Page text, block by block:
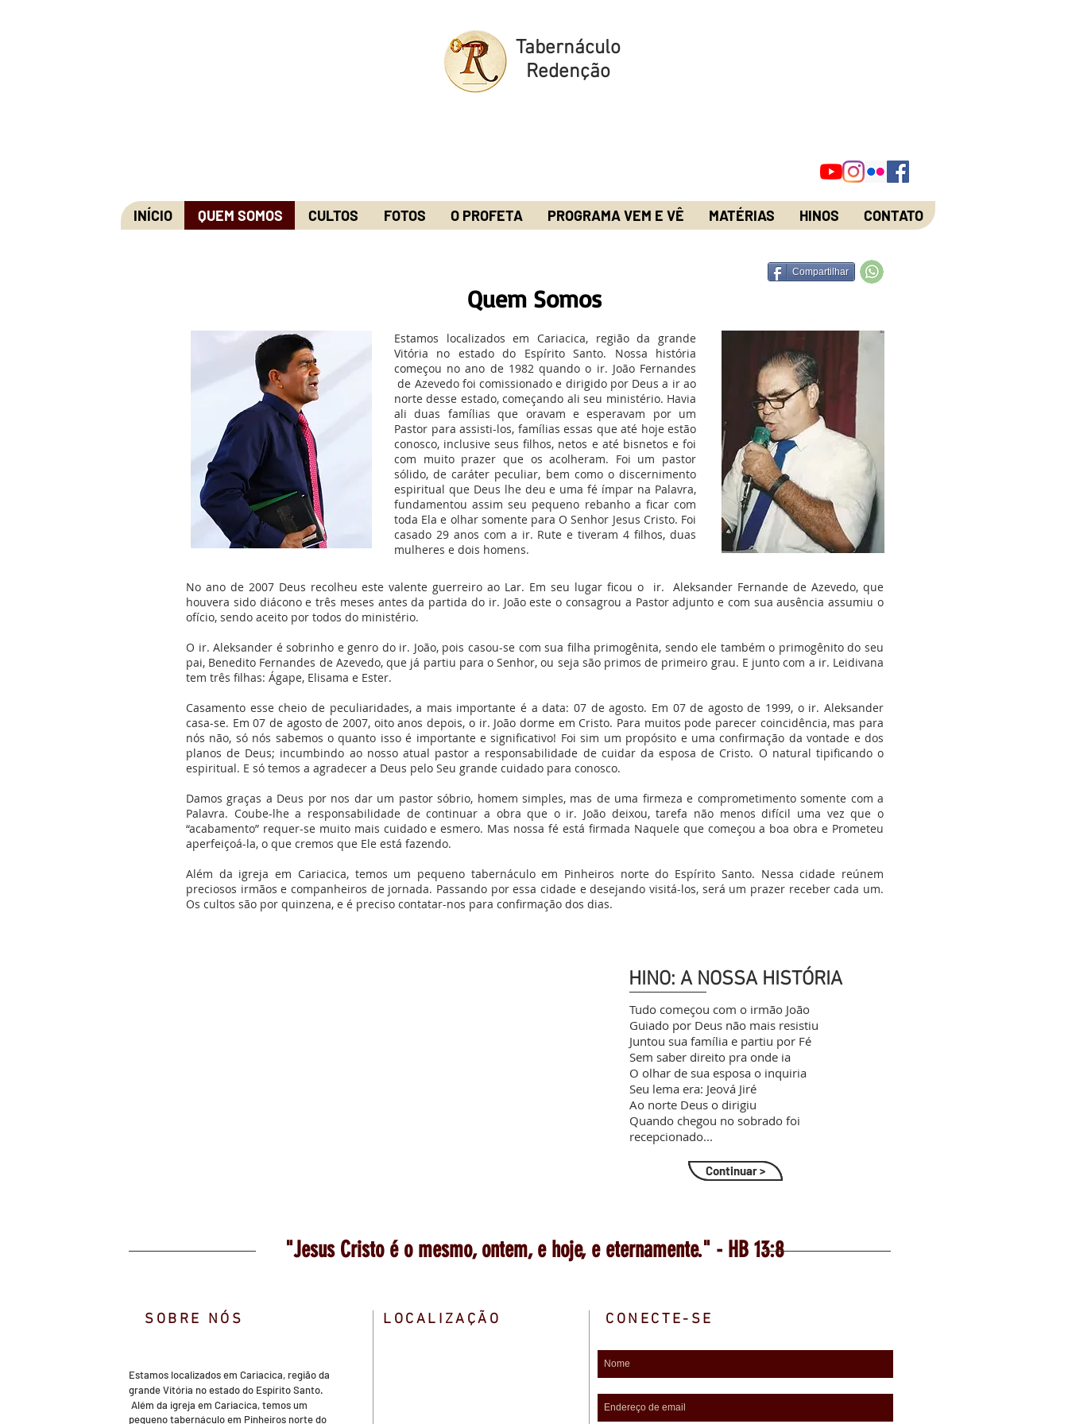
Tabernáculo
Redenção
INÍCIO QUEM SOMOS CULTOS FOTOS O PROFETA PROGRAMA VEM E VÊ MATÉRIAS HINOS CONTATO
Compartilhar
Quem Somos
Estamos localizados em Cariacica, região da grande
Vitória no estado do Espírito Santo. Nossa história
começou no ano de 1982 quando o ir. João Fernandes
de Azevedo foi comissionado e dirigido por Deus a ir ao
norte desse estado, começando ali seu ministério. Havia
ali duas famílias que oravam e esperavam por um
Pastor para assisti-los, famílias essas que até hoje estão
conosco, inclusive seus filhos, netos e até bisnetos e foi
com muito prazer que os acolheram. Foi um pastor
sólido, de caráter peculiar, bem como o discernimento
espiritual que Deus lhe deu e uma fé ímpar na Palavra,
fundamentou assim seu pequeno rebanho a ficar com
toda Ela e olhar somente para O Senhor Jesus Cristo. Foi
casado 29 anos com a ir. Rute e tiveram 4 filhos, duas
mulheres e dois homens.
No ano de 2007 Deus recolheu este valente guerreiro ao Lar. Em seu lugar ficou o ir. Aleksander Fernande de Azevedo, que
houvera sido diácono e três meses antes da partida do ir. João este o consagrou a Pastor adjunto e com sua ausência assumiu o
ofício, sendo aceito por todos do ministério.
O ir. Aleksander é sobrinho e genro do ir. João, pois casou-se com sua filha primogênita, sendo ele também o primogênito do seu
pai, Benedito Fernandes de Azevedo, que já partiu para o Senhor, ou seja são primos de primeiro grau. E junto com a ir. Leidivana
tem três filhas: Ágape, Elisama e Ester.
Casamento esse cheio de peculiaridades, a mais importante é a data: 07 de agosto. Em 07 de agosto de 1999, o ir. Aleksander
casa-se. Em 07 de agosto de 2007, oito anos depois, o ir. João dorme em Cristo. Para muitos pode parecer coincidência, mas para
nós não, só nós sabemos o quanto isso é importante e significativo! Foi sim um propósito e uma confirmação da vontade e dos
planos de Deus; incumbindo ao nosso atual pastor a responsabilidade de cuidar da esposa de Cristo. O natural tipificando o
espiritual. E só temos a agradecer a Deus pelo Seu grande cuidado para conosco.
Damos graças a Deus por nos dar um pastor sóbrio, homem simples, mas de uma firmeza e comprometimento somente com a
Palavra. Coube-lhe a responsabilidade de continuar a obra que o ir. João deixou, tarefa não menos difícil uma vez que o
“acabamento” requer-se muito mais cuidado e esmero. Mas nossa fé está firmada Naquele que começou a boa obra e Prometeu
aperfeiçoá-la, o que cremos que Ele está fazendo.
Além da igreja em Cariacica, temos um pequeno tabernáculo em Pinheiros norte do Espírito Santo. Nessa cidade reúnem
preciosos irmãos e companheiros de jornada. Passando por essa cidade e desejando visitá-los, será um prazer receber cada um.
Os cultos são por quinzena, e é preciso contatar-nos para confirmação dos dias.
HINO: A NOSSA HISTÓRIA
Tudo começou com o irmão João
Guiado por Deus não mais resistiu
Juntou sua família e partiu por Fé
Sem saber direito pra onde ia
O olhar de sua esposa o inquiria
Seu lema era: Jeová Jiré
Ao norte Deus o dirigiu
Quando chegou no sobrado foi
recepcionado...
Continuar >
"Jesus Cristo é o mesmo, ontem, e hoje, e eternamente." - HB 13:8
SOBRE NÓS
Estamos localizados em Cariacica, região da
grande Vitória no estado do Espírito Santo.
​ Além da igreja em Cariacica, temos um
pequeno tabernáculo em Pinheiros norte do
LOCALIZAÇÃO CONECTE-SE